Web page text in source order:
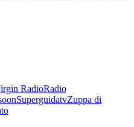
RadioRadio
SuperguidatvZuppa di